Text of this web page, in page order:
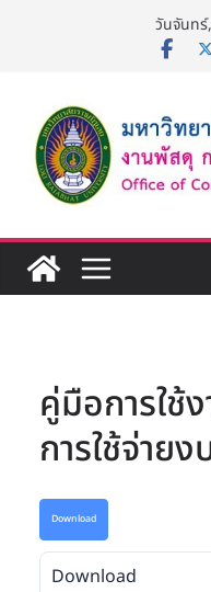
วันจันท
คู่มือการใช้
การใช้จ่าย
Download
Download